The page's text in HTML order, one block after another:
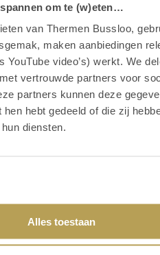
om te (w)eten…
van Thermen Bussloo,
maken aanbiedingen
YouTube video’s) werkt. We
vertrouwde partners voor
partners kunnen deze
hebt gedeeld of die zij
diensten.
Alles toestaan